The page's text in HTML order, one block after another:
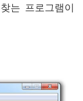
는 프로그램이